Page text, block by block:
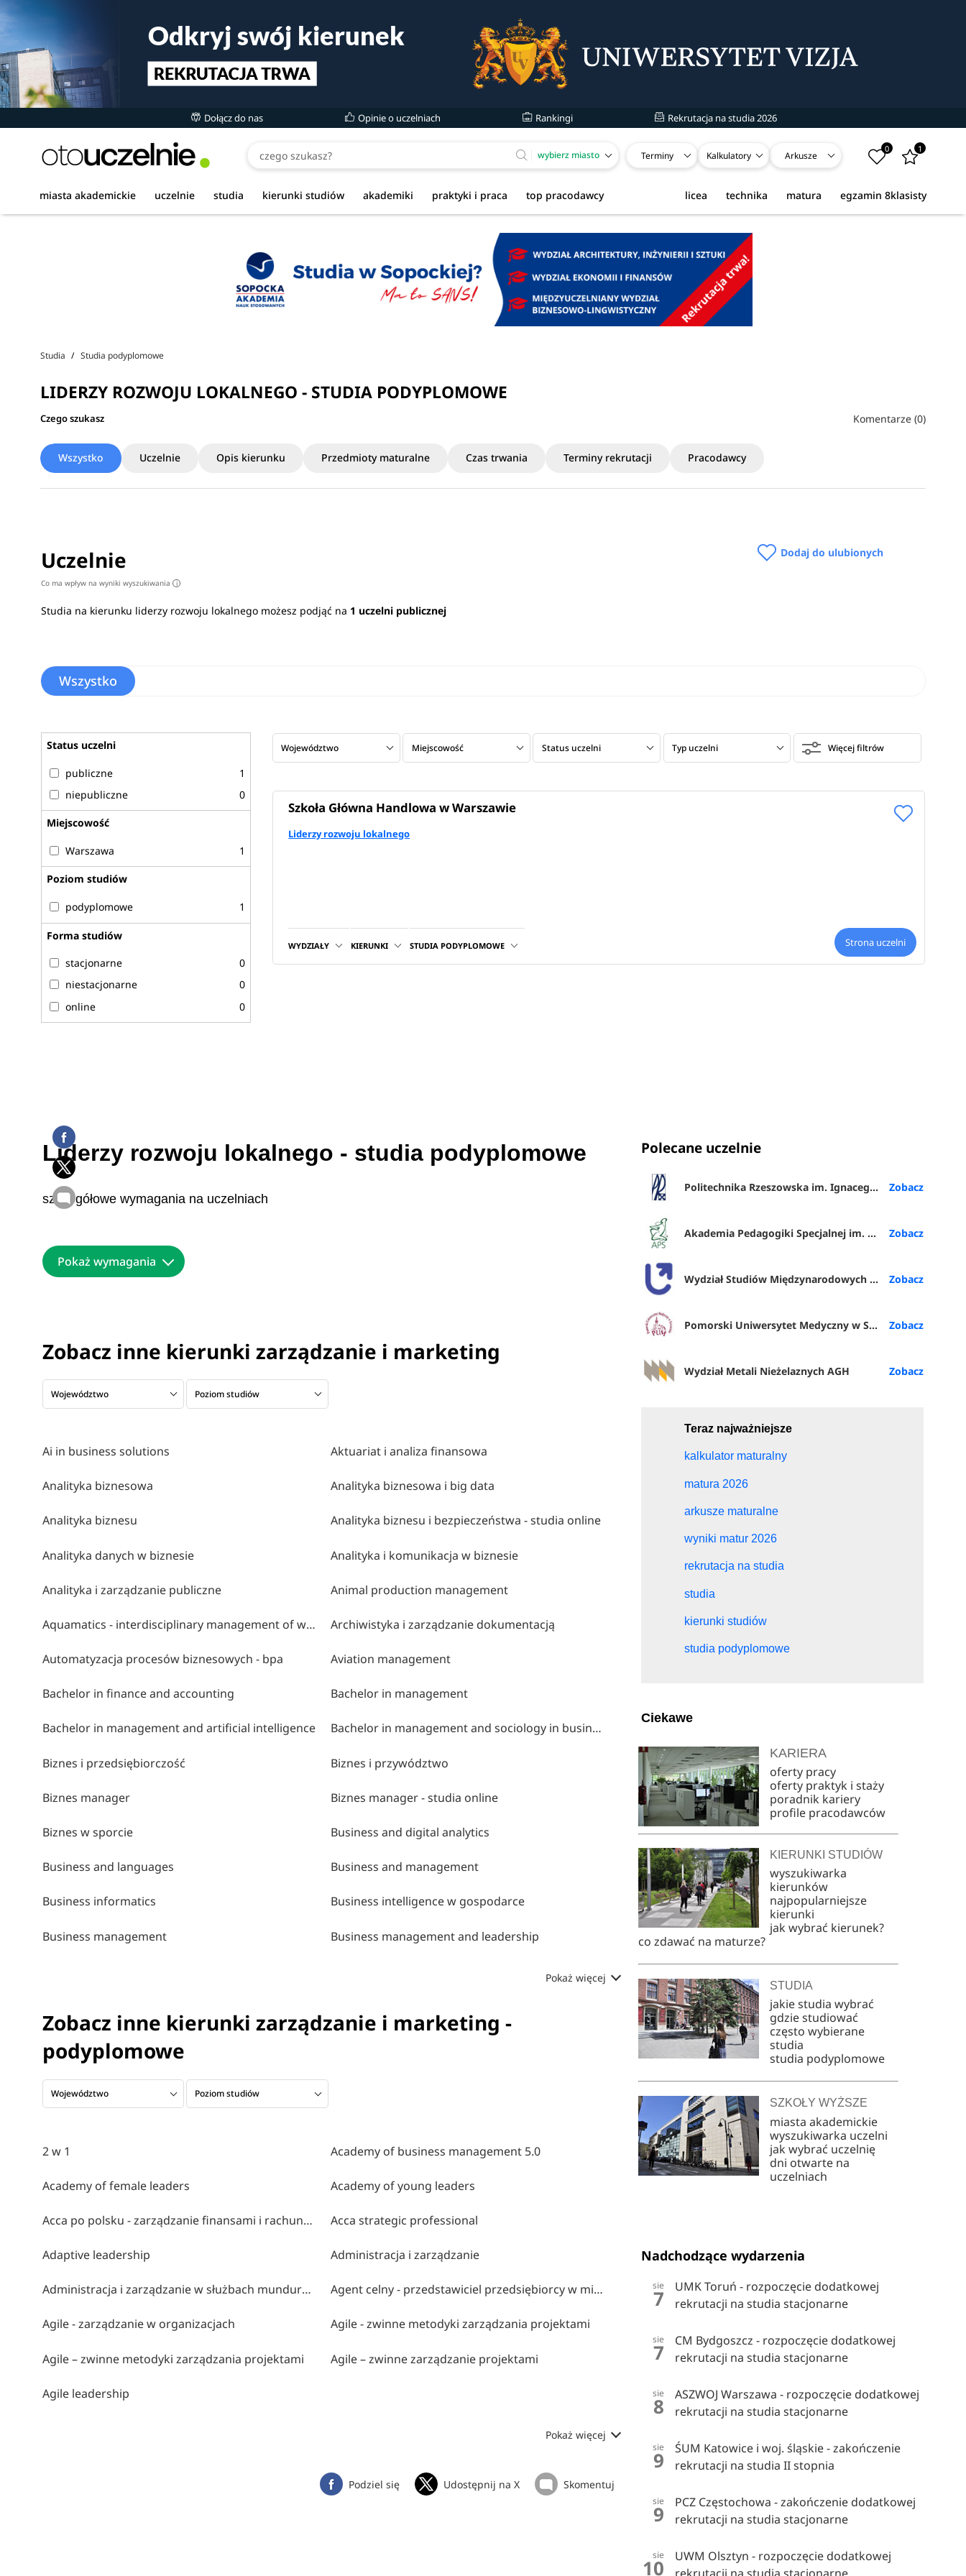
Dołącz do nas Opinie o uczelniach Rankingi Rekrutacja na studia 2026
wybierz miasto Terminy Kalkulatory Arkusze
0 1
miasta akademickie uczelnie studia kierunki studiów akademiki praktyki i praca top pracodawcy egzamin 8klasisty
matura
technika
licea
Studia Studia podyplomowe
LIDERZY ROZWOJU LOKALNEGO - STUDIA PODYPLOMOWE
Czego szukasz Komentarze (0)
Wszystko Uczelnie Opis kierunku Przedmioty maturalne Czas trwania Terminy rekrutacji Pracodawcy
Uczelnie
Co ma wpływ na wyniki wyszukiwania i
Dodaj do ulubionych
Studia na kierunku liderzy rozwoju lokalnego możesz podjąć na 1 uczelni publicznej
Wszystko
Województwo Miejscowość Status uczelni Typ uczelni Więcej filtrów
Szkoła Główna Handlowa w Warszawie
Liderzy rozwoju lokalnego
WYDZIAŁY KIERUNKI STUDIA PODYPLOMOWE Strona uczelni
Status uczelni
publiczne
1
niepubliczne
0
Miejscowość
Warszawa 1
Poziom studiów
podyplomowe 1
Forma studiów
stacjonarne
0
niestacjonarne
0
online
0
Liderzy rozwoju lokalnego - studia podyplomowe
szczegółowe wymagania na uczelniach
Pokaż wymagania
Zobacz inne kierunki zarządzanie i marketing
Województwo Poziom studiów
Ai in business solutions Aktuariat i analiza finansowa
Analityka biznesowa Analityka biznesowa i big data
Analityka biznesu Analityka biznesu i bezpieczeństwa - studia online
Analityka danych w biznesie Analityka i komunikacja w biznesie
Analityka i zarządzanie publiczne Animal production management
Aquamatics - interdisciplinary management of water environments Archiwistyka i zarządzanie dokumentacją
Automatyzacja procesów biznesowych - bpa Aviation management
Bachelor in finance and accounting Bachelor in management
Bachelor in management and artificial intelligence Bachelor in management and sociology in business and media
Biznes i przedsiębiorczość Biznes i przywództwo
Biznes manager Biznes manager - studia online
Biznes w sporcie Business and digital analytics
Business and languages Business and management
Business informatics Business intelligence w gospodarce
Business management Business management and leadership
Pokaż więcej
Zobacz inne kierunki zarządzanie i marketing -
podyplomowe
Województwo Poziom studiów
2 w 1 Academy of business management 5.0
Academy of female leaders Academy of young leaders
Acca po polsku - zarządzanie finansami i rachunkowość w środowisku międzynarodowym Acca strategic professional
Adaptive leadership Administracja i zarządzanie
Administracja i zarządzanie w służbach mundurowych Agent celny - przedstawiciel przedsiębiorcy w międzynarodowym obrocie towarowym
Agile - zarządzanie w organizacjach Agile - zwinne metodyki zarządzania projektami
Agile – zwinne metodyki zarządzania projektami Agile – zwinne zarządzanie projektami
Agile leadership
Pokaż więcej
Podziel się Udostępnij na X Skomentuj
Polecane uczelnie
Politechnika Rzeszowska im. Ignacego Łukasiewicza
Akademia Pedagogiki Specjalnej im. Marii Grzegorzewskiej w Warszawie
Wydział Studiów Międzynarodowych i Politologicznych UŁ
Pomorski Uniwersytet Medyczny w Szczecinie
Wydział Metali Nieżelaznych AGH
Teraz najważniejsze
kalkulator maturalny
matura 2026
arkusze maturalne
wyniki matur 2026
rekrutacja na studia
studia
kierunki studiów
studia podyplomowe
Ciekawe
KARIERA
oferty pracy
oferty praktyk i staży
poradnik kariery
profile pracodawców
KIERUNKI STUDIÓW
wyszukiwarka
kierunków
najpopularniejsze
kierunki
jak wybrać kierunek?
co zdawać na maturze?
STUDIA
jakie studia wybrać
gdzie studiować
często wybierane
studia
studia podyplomowe
SZKOŁY WYŻSZE
miasta akademickie
wyszukiwarka uczelni
jak wybrać uczelnię
dni otwarte na
uczelniach
Nadchodzące wydarzenia
sie
7
UMK Toruń - rozpoczęcie dodatkowej
rekrutacji na studia stacjonarne
sie
7
CM Bydgoszcz - rozpoczęcie dodatkowej
rekrutacji na studia stacjonarne
sie
8
ASZWOJ Warszawa - rozpoczęcie dodatkowej
rekrutacji na studia stacjonarne
sie
9
ŚUM Katowice i woj. śląskie - zakończenie
rekrutacji na studia II stopnia
sie
9
PCZ Częstochowa - zakończenie dodatkowej
rekrutacji na studia stacjonarne
sie
10
UWM Olsztyn - rozpoczęcie dodatkowej